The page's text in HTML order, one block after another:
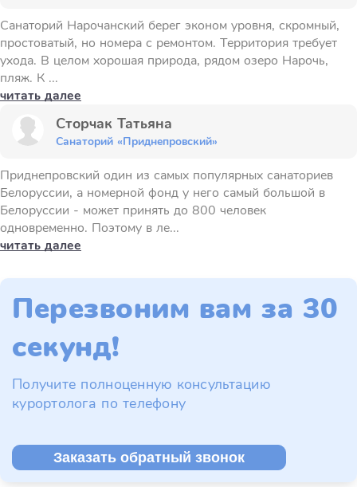
Санаторий Нарочанский берег эконом уровня, скромный,
простоватый, но номера с ремонтом. Территория требует
ухода. В целом хорошая природа, рядом озеро Нарочь,
пляж. К ...
читать далее
Сторчак Татьяна
Санаторий «Приднепровский»
Приднепровский один из самых популярных санаториев
Белоруссии, а номерной фонд у него самый большой в
Белоруссии - может принять до 800 человек
одновременно. Поэтому в ле...
читать далее
Перезвоним вам за 30
секунд!
Получите полноценную консультацию
курортолога по телефону
Заказать обратный звонок